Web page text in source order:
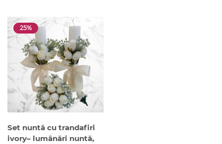
25%
Set nuntă cu trandafiri
ivory– lumânări nuntă,